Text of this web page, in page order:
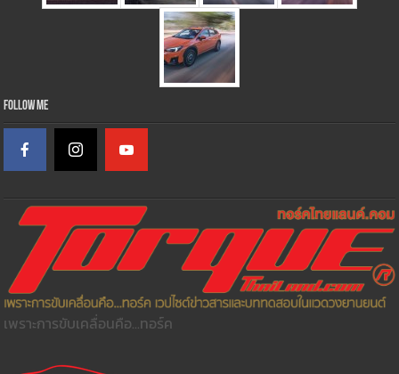
Follow Me
เพราะการขับเคลื่อนคือ...ทอร์ค